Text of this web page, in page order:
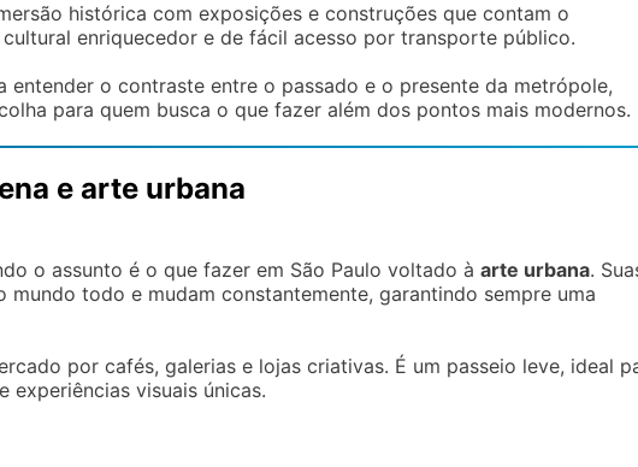
histórica com exposições e construções que contam o
enriquecedor e de fácil acesso por transporte público.
entender o contraste entre o passado e o presente da metrópole,
para quem busca o que fazer além dos pontos mais modernos.
e arte urbana
o assunto é o que fazer em São Paulo voltado à arte urbana.
todo e mudam constantemente, garantindo sempre uma
por cafés, galerias e lojas criativas. É um passeio leve, ideal
experiências visuais únicas.